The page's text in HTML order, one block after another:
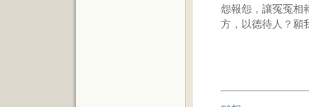
怨報怨，讓冤冤相
方，以德待人？願